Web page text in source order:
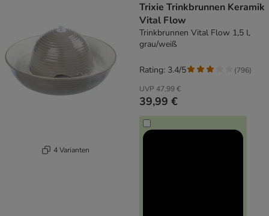
4 Varianten
Trixie Trinkbrunnen Keramik
Vital Flow
Trinkbrunnen Vital Flow 1,5 l,
grau/weiß
UVP 47,99 €
39,99 €
Rating: 3.4/5 (796)